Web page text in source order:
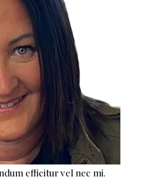
efficitur vel nec mi.